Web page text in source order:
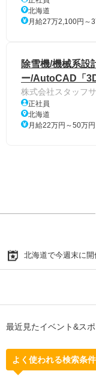
北海道
月給27万2,100円～
除雪機/機械系設
ー/AutoCAD「3D
株式会社スタッフ
正社員
北海道
月給22万円～50万円
北海道で今週末に
最近見たイベント&ス
よく使われる検索条件